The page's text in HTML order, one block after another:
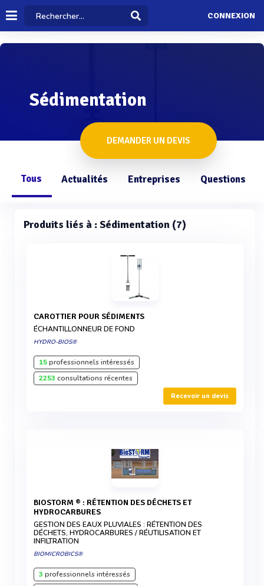
CONNEXION
Sédimentation
DEMANDER UN DEVIS
Tous Actualités Entreprises Questions
Produits liés à : Sédimentation (7)
CAROTTIER POUR SÉDIMENTS
ÉCHANTILLONNEUR DE FOND
HYDRO-BIOS®
15professionnels intéressés
2253 consultations récentes
Recevoir un devis
BIOSTORM ® : RÉTENTION DES DÉCHETS ET
HYDROCARBURES
GESTION DES EAUX PLUVIALES : RÉTENTION DES
DÉCHETS, HYDROCARBURES / RÉUTILISATION ET
INFILTRATION
BIOMICROBICS®
3 professionnels intéressés